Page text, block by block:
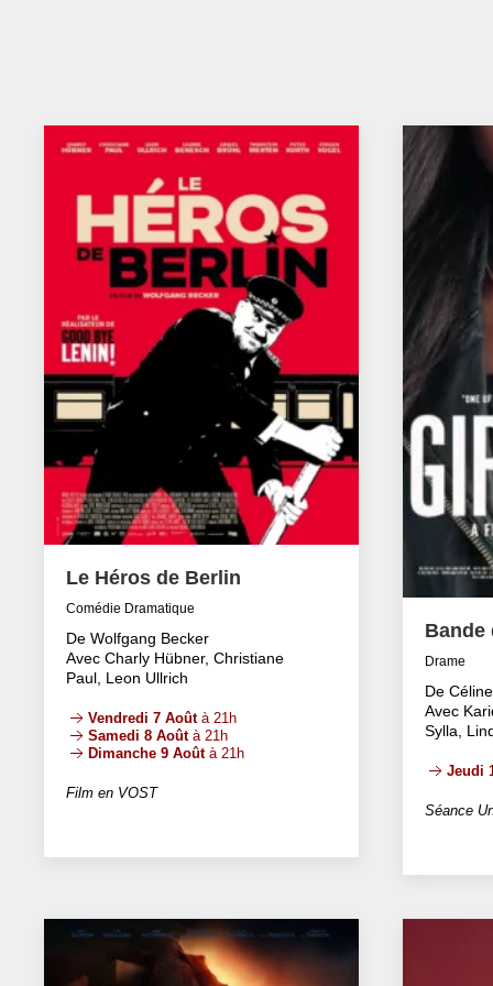
Le Héros de Berlin
Comédie Dramatique
De Wolfgang Becker
Avec Charly Hübner, Christiane
Paul, Leon Ullrich
Vendredi 7 Aoûtà 21h
Samedi 8 Aoûtà 21h
Dimanche 9 Aoûtà 21h
Film en VOST
Bande
Drame
De
Avec
Sylla,
Jeudi
Séance